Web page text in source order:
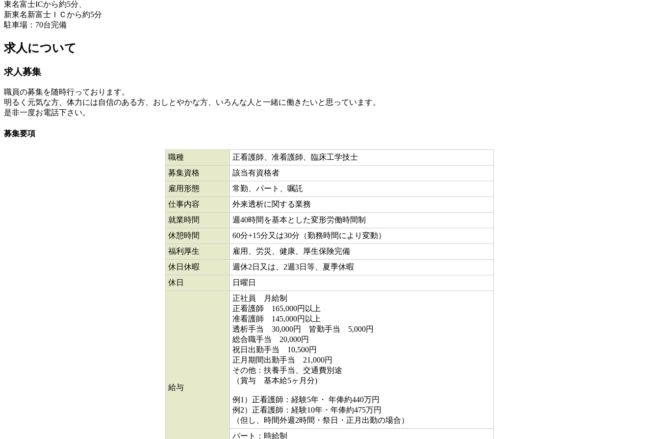
東名富士ICから約5分、
新東名新富士ＩＣから約5分
駐車場：70台完備
求人について
求人募集
職員の募集を随時行っております。
明るく元気な方、体力には自信のある方、おしとやかな方、いろんな人と一緒に働きたいと思っています。
是非一度お電話下さい。
募集要項
職種
正看護師、准看護師、臨床工学技士
募集資格
該当有資格者
雇用形態
常勤、パート、嘱託
仕事内容
外来透析に関する業務
就業時間
週40時間を基本とした変形労働時間制
休憩時間
60分+15分又は30分（勤務時間により変動）
福利厚生
雇用、労災、健康、厚生保険完備
休日休暇
週休2日又は、2週3日等、夏季休暇
休日
日曜日
給与
正社員 月給制
正看護師 165,000円以上
准看護師 145,000円以上
透析手当 30,000円 皆勤手当 5,000円
総合職手当 20,000円
祝日出勤手当 10,500円
正月期間出勤手当 21,000円
その他：扶養手当、交通費別途
（賞与 基本給5ヶ月分)
例1）正看護師：経験5年・ 年俸約440万円
例2）正看護師：経験10年・年俸約475万円
（但し、時間外週2時間・祭日・正月出勤の場合）
パート：時給制